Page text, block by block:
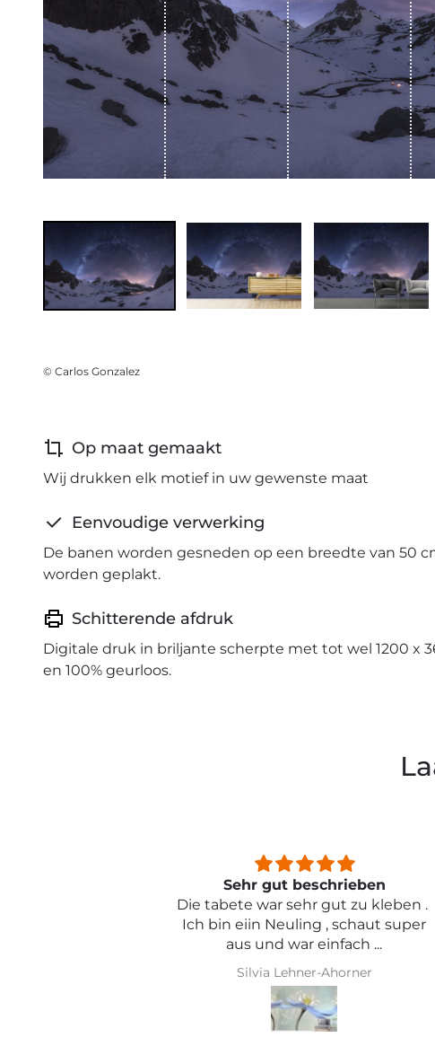
© Carlos Gonzalez
Op maat gemaakt
Wij drukken elk motief in uw gewenste maat
Eenvoudige verwerking
De banen worden gesneden op een breedte van 50
worden geplakt.
Schitterende afdruk
Digitale druk in briljante scherpte met tot wel 1200 x
en 100% geurloos.
Sehr schön und von toller Qualität
Iris Griese